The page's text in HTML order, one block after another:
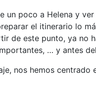
un poco a Helena y
el itinerario lo
de este punto, ya no
… y antes
nos hemos